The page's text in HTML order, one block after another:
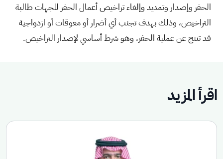
الحفر وإصدار وتمديد وإلغاء تراخيص أعمال الحفر للجهات طالبة
التراخيص، وذلك بهدف تجنب أي أضرار أو معوقات أو ازدواجية
قد تنتج عن عملية الحفر، وهو شرط أساسي لإصدار التراخيص.
اقرأ المزيد